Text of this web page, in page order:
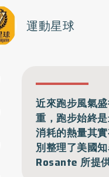
運動星球
近來跑步風氣
重，跑步始終
消耗的熱量其
別整理了美國
Rosante 所提